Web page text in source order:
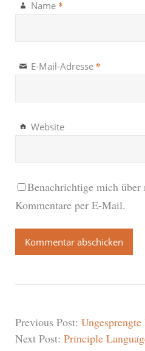
Name *
E-Mail-Adresse *
Website
Benachrichtige mich über
Kommentare per E-Mail.
Previous Post:
Next Post: Principle